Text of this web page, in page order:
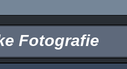
Fotografie